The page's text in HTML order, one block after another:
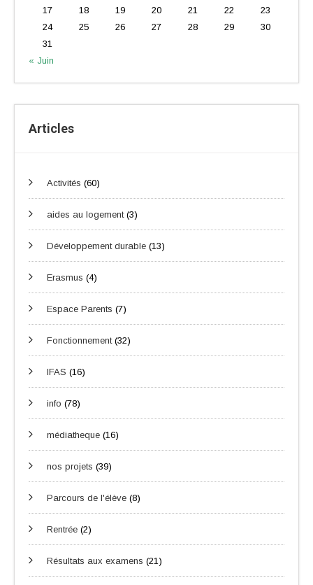
17
18 19 20 21 22
23
24
25 26 27 28 29
30
31
« Juin
Articles
Activités (60)
aides au logement(3)
Développement durable (13)
Erasmus (4)
Espace Parents (7)
Fonctionnement(32)
IFAS (16)
info (78)
médiatheque (16)
nos projets (39)
Parcours de l'élève (8)
Rentrée (2)
Résultats aux examens (21)